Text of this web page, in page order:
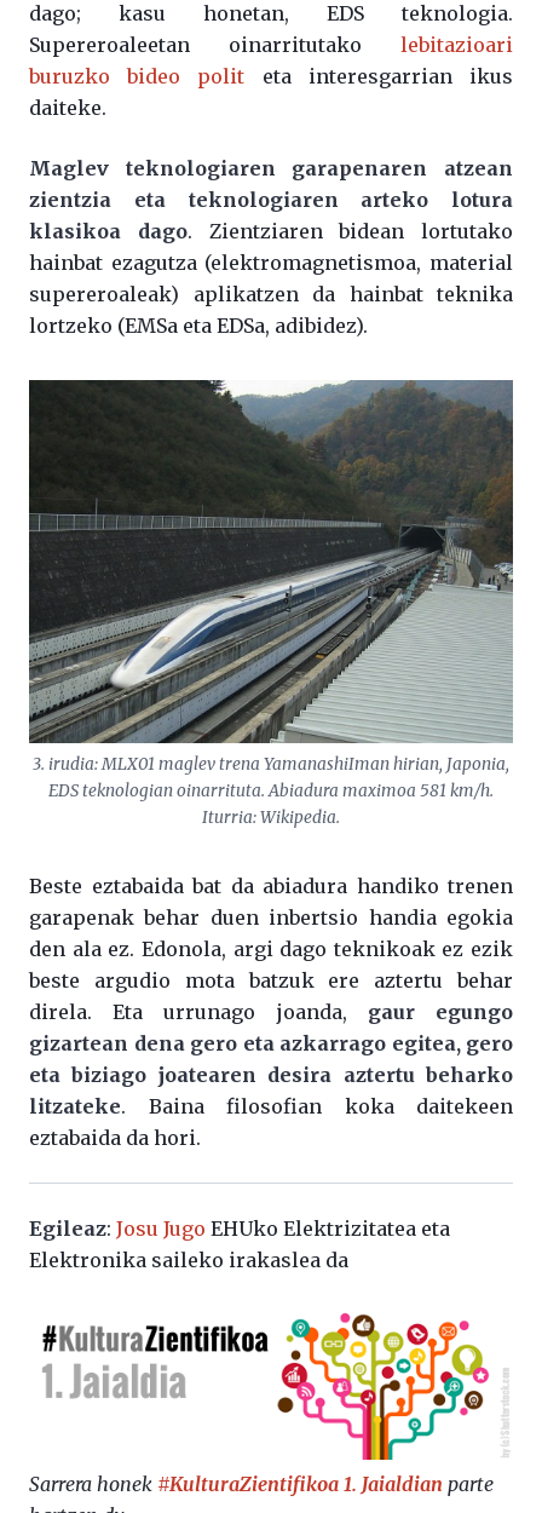
dago; kasu honetan, EDS teknologia.
Supereroaleetan oinarritutako lebitazioari
buruzko bideo polit eta interesgarrian ikus
daiteke.
Maglev teknologiaren garapenaren atzean
zientzia eta teknologiaren arteko lotura
klasikoa dago. Zientziaren bidean lortutako
hainbat ezagutza (elektromagnetismoa, material
supereroaleak) aplikatzen da hainbat teknika
lortzeko (EMSa eta EDSa, adibidez).
3. irudia: MLX01 maglev trena YamanashiIman hirian, Japonia,
EDS teknologian oinarrituta. Abiadura maximoa 581 km/h.
Iturria: Wikipedia.
Beste eztabaida bat da abiadura handiko trenen
garapenak behar duen inbertsio handia egokia
den ala ez. Edonola, argi dago teknikoak ez ezik
beste argudio mota batzuk ere aztertu behar
direla. Eta urrunago joanda, gaur egungo
gizartean dena gero eta azkarrago egitea, gero
eta biziago joatearen desira aztertu beharko
litzateke. Baina filosofian koka daitekeen
eztabaida da hori.
Egileaz: Josu Jugo EHUko Elektrizitatea eta
Elektronika saileko irakaslea da
Sarrera honek #KulturaZientifikoa 1. Jaialdian parte